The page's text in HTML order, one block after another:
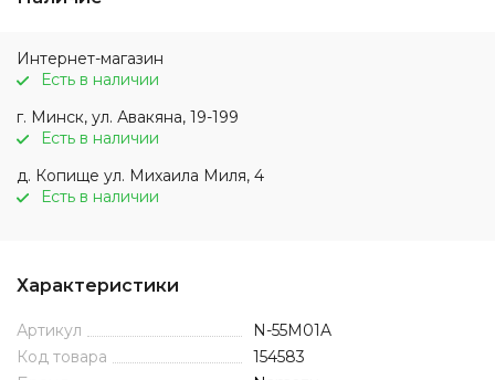
Интернет-магазин
Есть в наличии
г. Минск, ул. Авакяна, 19-199
Есть в наличии
д. Копище ул. Михаила Миля, 4
Есть в наличии
Характеристики
Артикул
N-55M01A
Код товара
154583